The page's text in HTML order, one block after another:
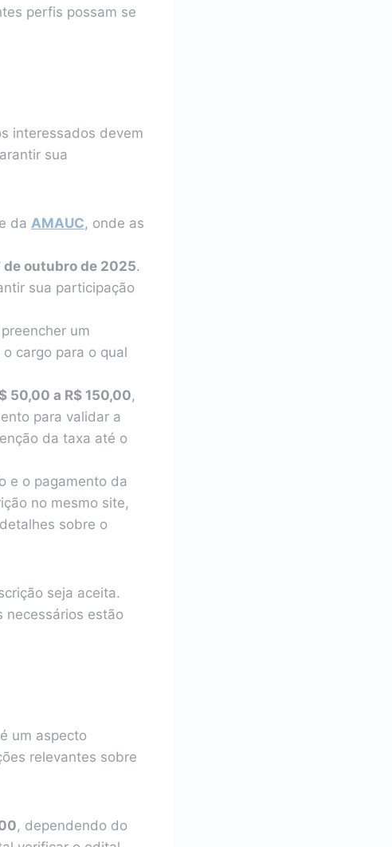
perfis possam se
interessados devem
sua
da AMAUC, onde as
de outubro de 2025.
sua participação
um
cargo para o qual
50,00 a R$ 150,00,
para validar a
da taxa até o
e o pagamento da
no mesmo site,
sobre o
seja aceita.
necessários estão
um aspecto
relevantes sobre
, dependendo do